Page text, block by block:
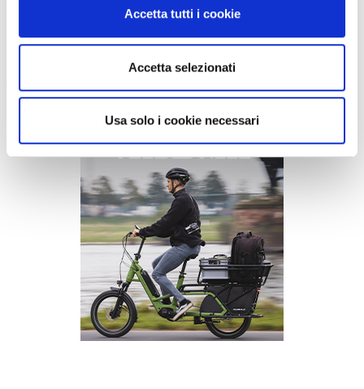
Accetta tutti i cookie
Accetta selezionati
Usa solo i cookie necessari
Il prezzo varia tra i 40 e i 60 euro a seconda del modello.
Previous Next